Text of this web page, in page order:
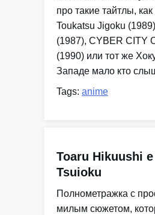
про такие тайтлы,
Toukatsu Jigoku
(1987), CYBER CITY
(1990) или тот же
Западе мало кто
Tags: anime
Toaru Hikuushi
Tsuioku
Полнометражка с
милым сюжетом,